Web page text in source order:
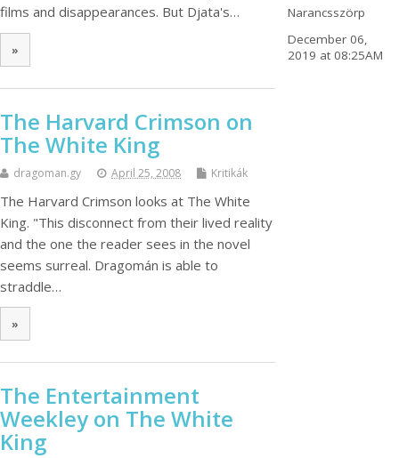
films and disappearances. But Djata's…
»
The Harvard Crimson on
The White King
dragoman.gy April 25, 2008 Kritikák
The Harvard Crimson looks at The White
King. "This disconnect from their lived reality
and the one the reader sees in the novel
seems surreal. Dragomán is able to
straddle…
»
The Entertainment
Weekley on The White
King
Narancsszörp
December 06,
2019 at 08:25AM